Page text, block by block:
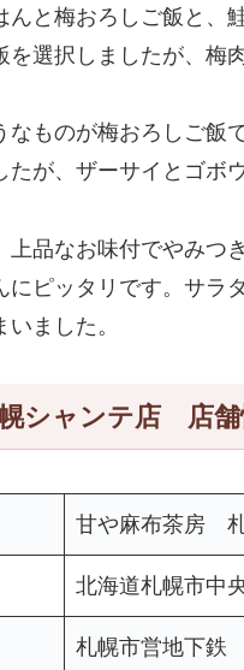
んと梅おろしご飯と、
を選択しましたが、梅
なものが梅おろしご飯
たが、ザーサイとゴボ
上品なお味付でやみつ
にピッタリです。サラ
ました。
シャンテ店 店舗
甘や麻布茶房
北海道札幌市中
札幌市営地下